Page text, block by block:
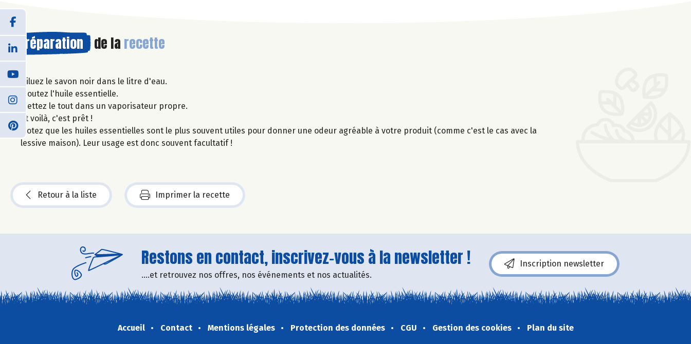
Préparation de la recette
Diluez le savon noir dans le litre d'eau.
Ajoutez l'huile essentielle.
Mettez le tout dans un vaporisateur propre.
Et voilà, c'est prêt !
Notez que les huiles essentielles sont le plus souvent utiles pour donner une odeur agréable à votre produit (comme c'est le cas avec la
lessive maison). Leur usage est donc souvent facultatif !
Retour à la liste Imprimer la recette
Restons en contact, inscrivez-vous à la newsletter !
....et retrouvez nos offres, nos événements et nos actualités.
Inscription newsletter
Accueil Contact Mentions légales Protection des données CGU Gestion des cookies Plan du site